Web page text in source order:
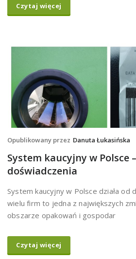
Czytaj więcej
Opublikowany przez Danuta Łukasińska
System kaucyjny w Polsce
doświadczenia
System kaucyjny w Polsce działa od
wielu firm to jedna z największych
obszarze opakowań i gospodar
Czytaj więcej